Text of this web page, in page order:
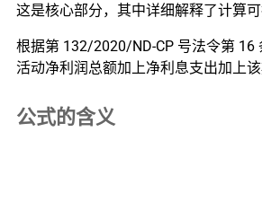
这是核心部分，其中详细解释了计算
根据第 132/2020/ND-CP 号法令第
活动净利润总额加上净利息支出加上
公式的含义